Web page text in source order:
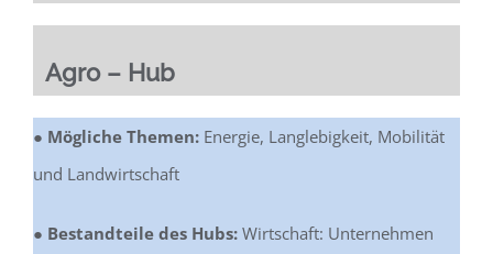
Agro – Hub
● Mögliche Themen:Energie, Langlebigkeit, Mobilität
und Landwirtschaft
● Bestandteile des Hubs:Wirtschaft: Unternehmen